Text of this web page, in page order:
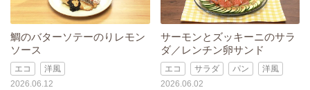
鯛のバターソテーのりレモン
ソース
エコ
洋風
2026.06.12
サーモンとズッキーニのサラ
ダ／レンチン卵サンド
エコ サラダ パン
洋風
2026.06.02